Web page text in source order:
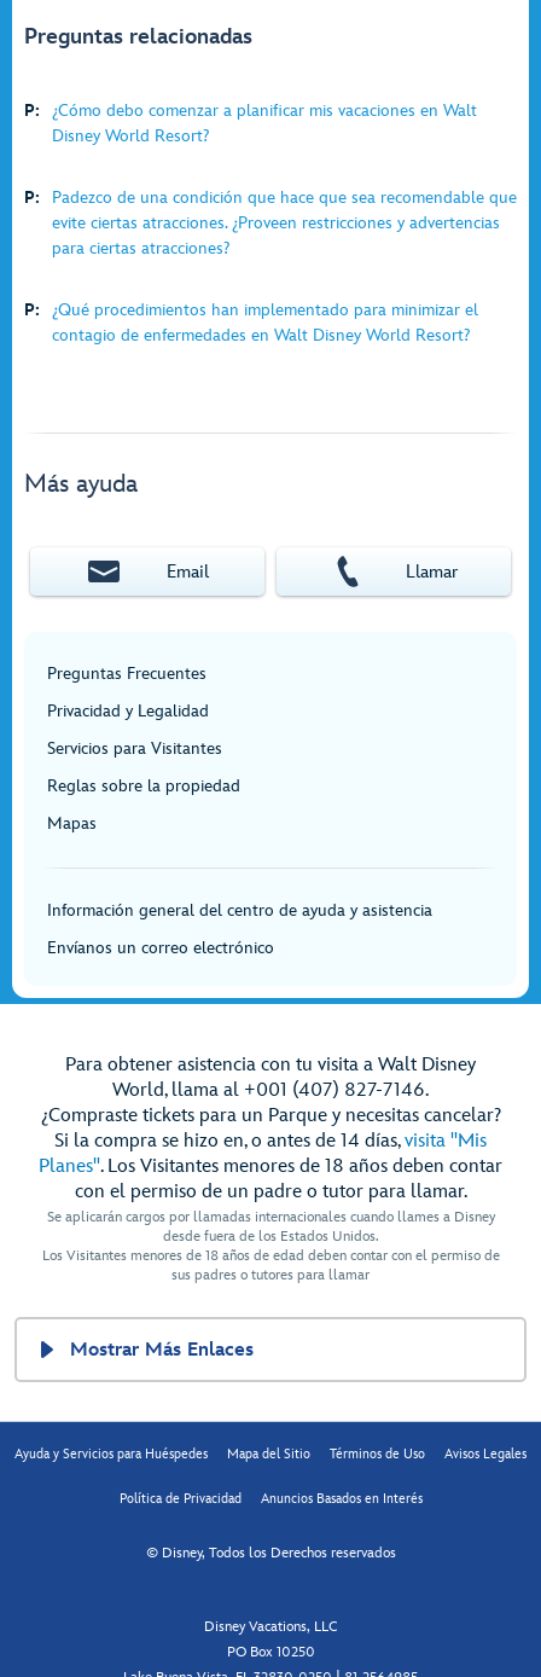
Preguntas relacionadas
P:
¿Cómo debo comenzar a planificar mis vacaciones en Walt
Disney World Resort?
P:
Padezco de una condición que hace que sea recomendable que
evite ciertas atracciones. ¿Proveen restricciones y advertencias
para ciertas atracciones?
P:
¿Qué procedimientos han implementado para minimizar el
contagio de enfermedades en Walt Disney World Resort?
Más ayuda
Email Llamar
Preguntas Frecuentes
Privacidad y Legalidad
Servicios para Visitantes
Reglas sobre la propiedad
Mapas
Información general del centro de ayuda y asistencia
Envíanos un correo electrónico
Para obtener asistencia con tu visita a Walt Disney
World, llama al +001 (407) 827-7146.
¿Compraste tickets para un Parque y necesitas cancelar?
Si la compra se hizo en, o antes de 14 días,visita "Mis
Planes". Los Visitantes menores de 18 años deben contar
con el permiso de un padre o tutor para llamar.
Se aplicarán cargos por llamadas internacionales cuando llames a Disney
desde fuera de los Estados Unidos.
Los Visitantes menores de 18 años de edad deben contar con el permiso de
sus padres o tutores para llamar
Mostrar Más Enlaces
Ayuda y Servicios para Huéspedes Mapa del Sitio Términos de Uso Avisos Legales
Política de Privacidad Anuncios Basados en Interés
© Disney, Todos los Derechos reservados
Disney Vacations, LLC
PO Box 10250